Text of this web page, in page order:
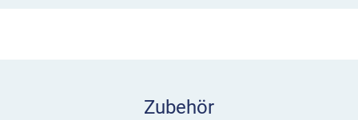
Situationen (s. VwV-StVO) mit Gefahrenzeichen
Zubehör